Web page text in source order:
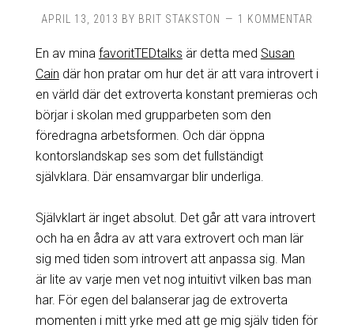
APRIL 13, 2013 BY BRIT STAKSTON 1 KOMMENTAR
En av mina favoritTEDtalks är detta med Susan
Cain där hon pratar om hur det är att vara introvert i
en värld där det extroverta konstant premieras och
börjar i skolan med grupparbeten som den
föredragna arbetsformen. Och där öppna
kontorslandskap ses som det fullständigt
självklara. Där ensamvargar blir underliga.
Självklart är inget absolut. Det går att vara introvert
och ha en ådra av att vara extrovert och man lär
sig med tiden som introvert att anpassa sig. Man
är lite av varje men vet nog intuitivt vilken bas man
har. För egen del balanserar jag de extroverta
momenten i mitt yrke med att ge mig själv tiden för